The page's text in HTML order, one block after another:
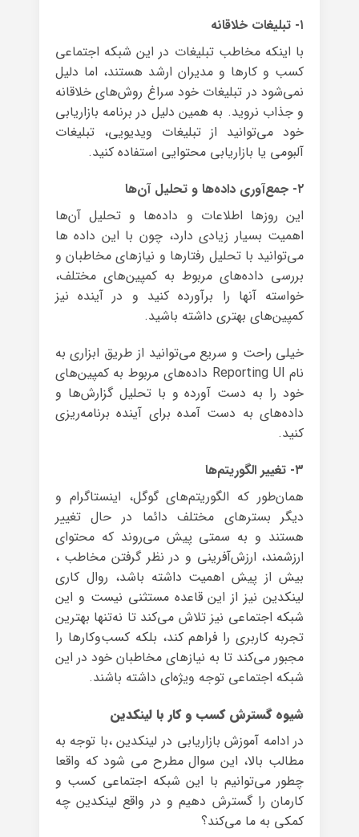
۱- تبلیغات خلاقانه
با اینکه مخاطب تبلیغات در این شبکه اجتماعی
کسب و کارها و مدیران ارشد هستند، اما دلیل
نمی‌شود در تبلیغات خود سراغ روش‌های خلاقانه
و جذاب نروید. به همین دلیل در برنامه بازاریابی
خود می‌توانید از تبلیغات ویدیویی، تبلیغات
آلبومی یا بازاریابی محتوایی استفاده کنید.
۲- جمع‌آوری داده‌ها و تحلیل آ‌‌ن‌ها
این روزها اطلاعات و داده‌ها و تحلیل آن‌ها
اهمیت بسیار زیادی دارد، چون با این داده ها
می‌توانید با تحلیل رفتارها و نیازهای مخاطبان و
بررسی داده‌های مربوط به کمپین‌های مختلف،
خواسته آنها را برآورده کنید و در آینده نیز
کمپین‌های بهتری داشته باشید.
خیلی راحت و سریع می‌توانید از طریق ابزاری به
نام Reporting UI داده‌های مربوط به کمپین‌های
خود را به دست آورده و با تحلیل گزارش‌ها و
داده‌های به دست آمده برای آینده برنامه‌ریزی
کنید.
۳- تغییر الگوریتم‌ها
همان‌طور که الگوریتم‌های گوگل، اینستاگرام و
دیگر بسترهای مختلف دائما در حال تغییر
هستند و به سمتی پیش می‌روند که محتوای
ارزشمند، ارزش‌آفرینی و در نظر گرفتن مخاطب ،
بیش از پیش اهمیت داشته باشد، روال کاری
لینکدین نیز از این قاعده مستثنی نیست و این
شبکه اجتماعی نیز تلاش می‌کند تا نه‌تنها بهترین
تجربه کاربری را فراهم کند، بلکه کسب‌وکارها را
مجبور می‌کند تا به نیازهای مخاطبان خود در این
شبکه اجتماعی توجه ویژه‌ای داشته باشند.
شیوه گسترش کسب و کار با لینکدین
در ادامه آموزش بازاریابی در لینکدین ،با توجه به
مطالب بالا، این سوال مطرح می شود که واقعا
چطور می‌توانیم با این شبکه اجتماعی کسب و
کارمان را گسترش دهیم و در واقع لینکدین چه
کمکی به ما می‌کند؟